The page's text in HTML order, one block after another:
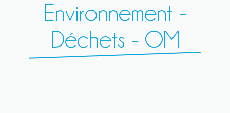
Environnement -
Déchets - OM